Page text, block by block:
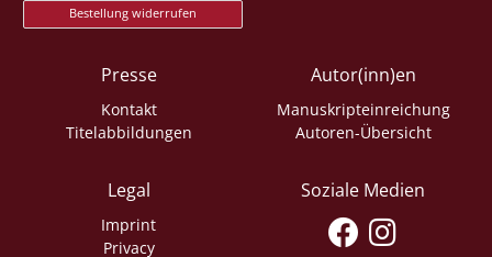
Bestellung widerrufen
Presse
Kontakt
Titelabbildungen
Autor(inn)en
Manuskripteinreichung
Autoren-Übersicht
Legal
Imprint
Privacy
Soziale Medien